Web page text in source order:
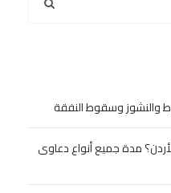
والنشوز وسقوط النفقة
مدة جميع أنواع دعاوى